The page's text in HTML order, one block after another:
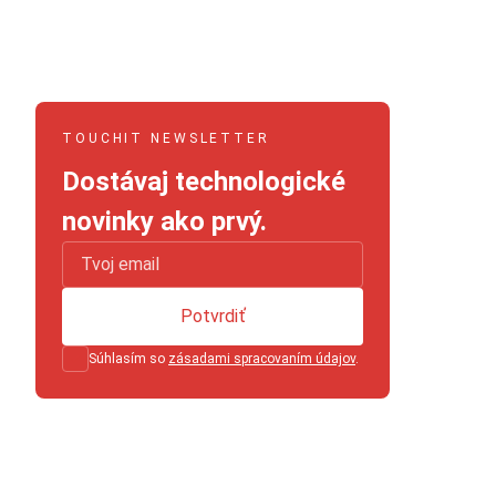
TOUCHIT NEWSLETTER
Dostávaj technologické
novinky ako prvý.
Súhlasím so zásadami spracovaním údajov.
Potvrdiť